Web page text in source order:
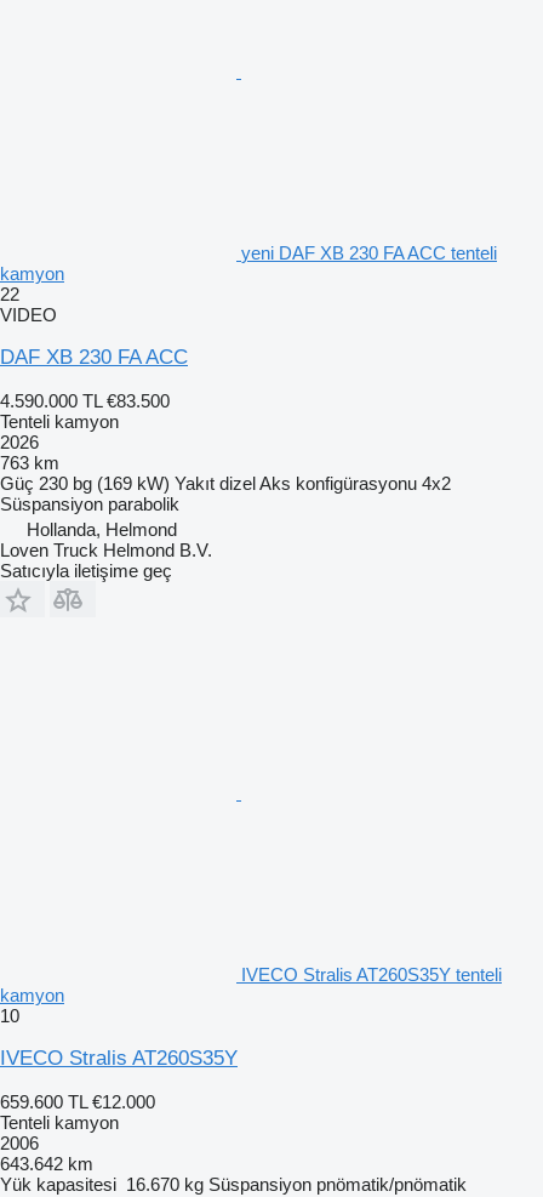
yeni DAF XB 230 FA ACC tenteli
kamyon
22
VIDEO
DAF XB 230 FA ACC
4.590.000 TL €83.500
Tenteli kamyon
2026
763 km
Güç 230 bg (169 kW) Yakıt dizelAks konfigürasyonu 4x2
Süspansiyon parabolik
Hollanda, Helmond
Loven Truck Helmond B.V.
Satıcıyla iletişime geç
IVECO Stralis AT260S35Y tenteli
kamyon
10
IVECO Stralis AT260S35Y
659.600 TL €12.000
Tenteli kamyon
2006
643.642 km
Yük kapasitesi 16.670 kg Süspansiyon pnömatik/pnömatik